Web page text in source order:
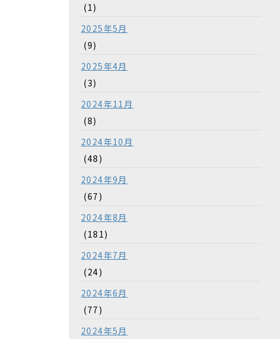
(1)
2025年5月
(9)
2025年4月
(3)
2024年11月
(8)
2024年10月
(48)
2024年9月
(67)
2024年8月
(181)
2024年7月
(24)
2024年6月
(77)
2024年5月